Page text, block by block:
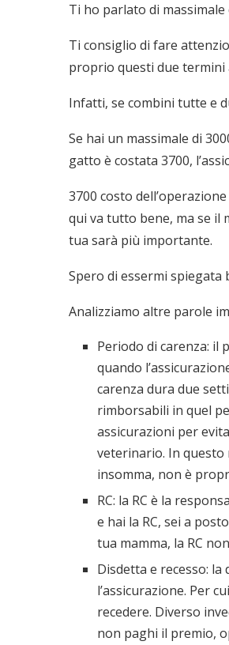
Ti ho parlato di massimale
Ti consiglio di fare
proprio questi due termini
Infatti, se combini tutte e
Se hai un massimale di
gatto è costata 3700,
3700 costo
qui va tutto bene, ma se il
tua sarà più importante.
Spero di essermi spiegata
Analizziamo altre parole
Periodo di carenza: il
quando
carenza dura due
rimborsabili in quel
assicurazioni per
veterinario. In questo
insomma, non è
RC: la RC è la
e hai la RC, sei a
tua mamma, la RC
Disdetta e recesso:
l’assicurazione. Per
recedere. Diverso
non paghi il premio,